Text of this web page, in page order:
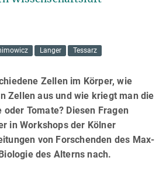
Langer
Tessarz
Zellen im Körper, wie
Zellen aus und wie kriegt man die
oder Tomate? Diesen Fragen
in Workshops der Kölner
von Forschenden des Max-
des Alterns nach.